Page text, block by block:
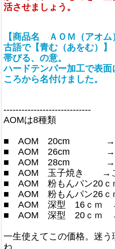
活させましょう。
【商品名 ＡＯＭ（アオム
古語で【青む（あをむ）
帯びる、の意。
ハードテンパー加工で表
ころから名付けました。
-----------------------------
AOMは8種類
■ AOM 20cm →
■ AOM 26cm →
■ AOM 28cm →
■ AOM 玉子焼き →
■ AOM 粉もんパン20
■ AOM 粉もんパン26
■ AOM 深型 16ｃｍ
■ AOM 深型 20ｃｍ
一生使えてこの価格。迷う
ね。